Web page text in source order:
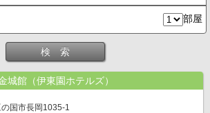
部屋
検 索
館（伊東園ホテルズ）
国市長岡1035-1